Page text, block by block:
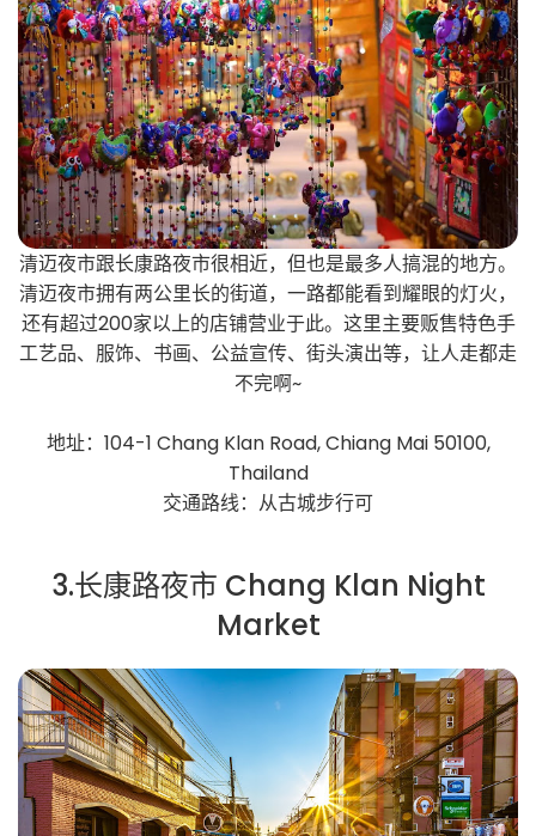
清迈夜市跟长康路夜市很相近，但也是最多人搞混的地方。
清迈夜市拥有两公里长的街道，一路都能看到耀眼的灯火，
还有超过200家以上的店铺营业于此。这里主要贩售特色手
工艺品、服饰、书画、公益宣传、街头演出等，让人走都走
不完啊~
地址：104-1 Chang Klan Road, Chiang Mai 50100,
Thailand
交通路线：从古城步行可
3.长康路夜市 Chang Klan Night
Market